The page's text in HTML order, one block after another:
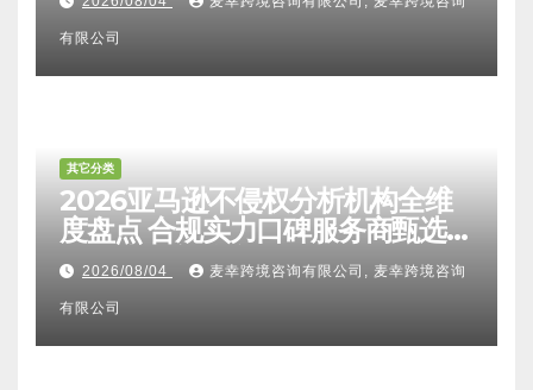
有限公司
其它分类
2026亚马逊不侵权分析机构全维
度盘点 合规实力口碑服务商甄选
附跨境卖家避坑FAQ全指南
2026/08/04 麦幸跨境咨询有限公司, 麦幸跨境咨询
有限公司